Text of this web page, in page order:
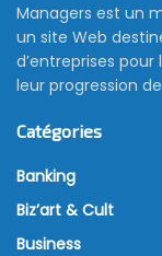
Managers est un
un site Web
d’entreprises
leur progression
Catégories
Banking
Biz’art & Cult
Business